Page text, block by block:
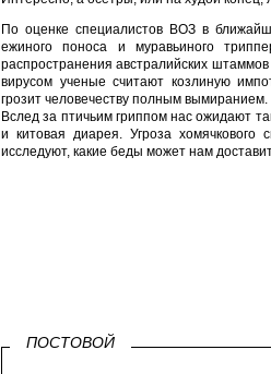
По оценке специалистов ВОЗ в
ежиного поноса и муравьиного
распространения австралийских
вирусом ученые считают козлиную
грозит человечеству полным вымиранием.
Вслед за птичьим гриппом нас ожидают
и китовая диарея. Угроза
исследуют, какие беды может нам
ПОСТОВОЙ